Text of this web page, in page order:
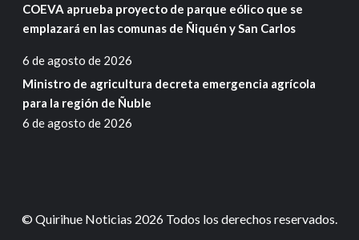
COEVA aprueba proyecto de parque eólico que se
emplazará en las comunas de Ñiquén y San Carlos
6 de agosto de 2026
Ministro de agricultura decreta emergencia agrícola
para la región de Ñuble
6 de agosto de 2026